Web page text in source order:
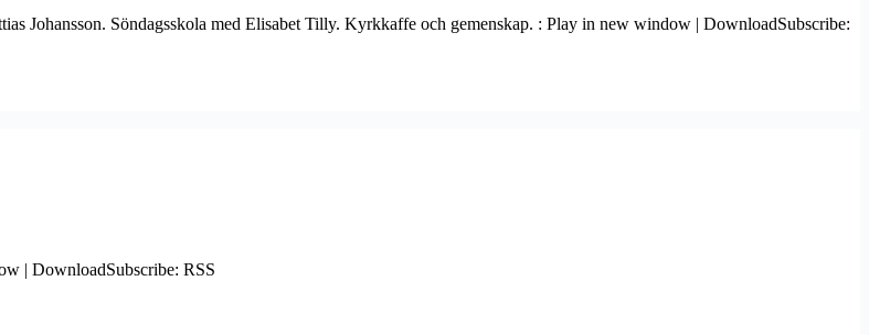
Johansson. Söndagsskola med Elisabet Tilly. Kyrkkaffe och gemenskap. : Play in new window | DownloadSubscribe:
| DownloadSubscribe: RSS